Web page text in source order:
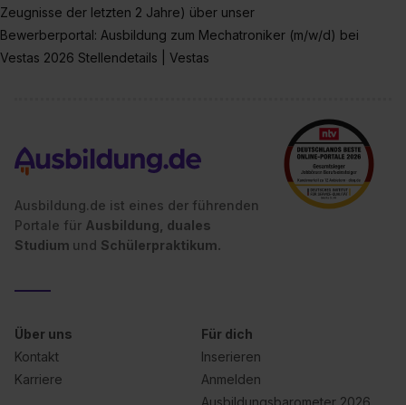
Zeugnisse der letzten 2 Jahre) über unser
Bewerberportal: Ausbildung zum Mechatroniker (m/w/d) bei
Vestas 2026 Stellendetails | Vestas
Ausbildung.de ist eines der führenden
Portale für Ausbildung, duales
Studium und Schülerpraktikum.
Über uns
Kontakt
Karriere
Für dich
Inserieren
Anmelden